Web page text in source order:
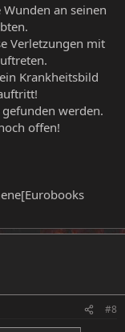
an seinen
Verletzungen mit
Krankheitsbild
werden.
offen!
#8